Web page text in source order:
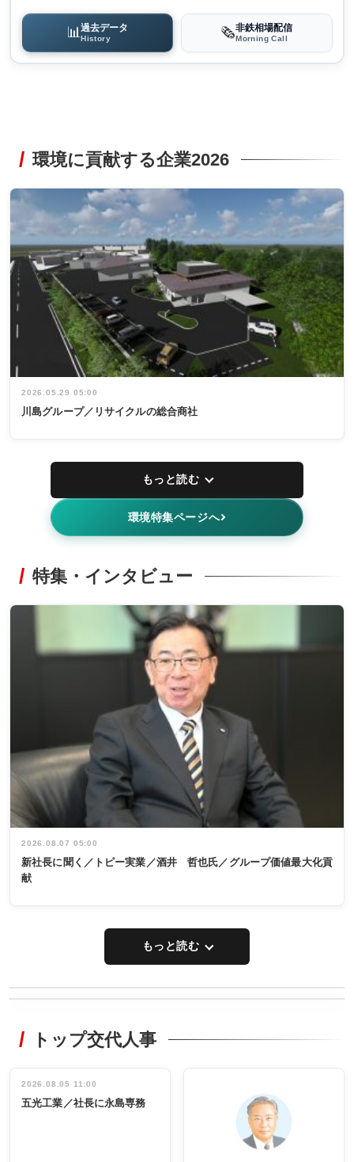
📊過去データ
History 🗞️非鉄相場配信
Morning Call
環境に貢献する企業2026
2026.05.29 05:00
川島グループ／リサイクルの総合商社
もっと読む
環境特集ページへ
特集・インタビュー
2026.08.07 05:00
新社長に聞く／トピー実業／酒井 哲也氏／グループ価値最大化貢
献
もっと読む
非鉄業界で
インタビュ
ー／社内ア
タックトレー
祝う 業界関
係者ら220人
出席
トップ交代人事
2026.08.05 11:00
五光工業／社長に永島専務